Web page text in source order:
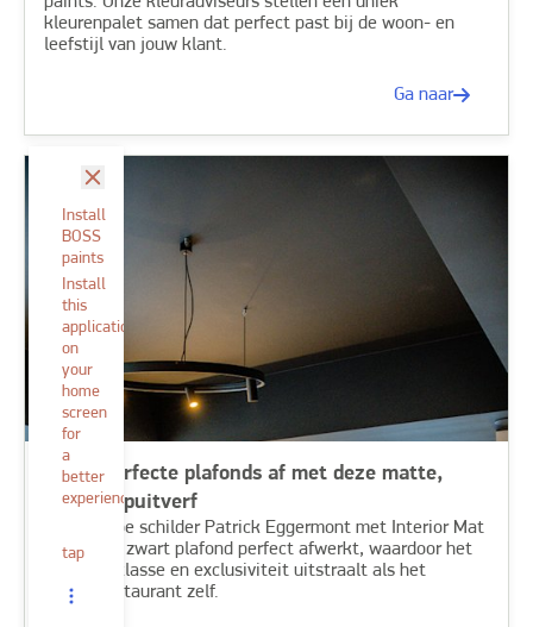
kleurenpalet samen dat perfect past bij de woon- en
leefstijl van jouw klant.
Ga naar
Lever perfecte plafonds af met deze matte,
zwarte spuitverf
Ontdek hoe schilder Patrick Eggermont met Interior Mat
Spray een zwart plafond perfect afwerkt, waardoor het
dezelfde klasse en exclusiviteit uitstraalt als het
sterrenrestaurant zelf.
Install
BOSS
paints
Install
this
application
on
your
home
screen
for
a
better
experience.
tap
sluit